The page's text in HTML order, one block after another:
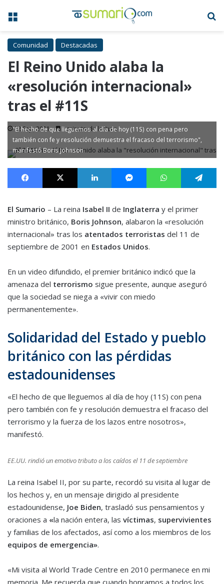
Menú
Comunidad Destacadas
El Reino Unido alaba la
«resolución internacional»
tras el #11S
12 Sep, 2021 1 minuto de lectura
"El hecho de que lleguemos al día de hoy (11S) con pena pero
también con fe y resolución demuestra el fracaso del terrorismo",
manifestó Boris Johnson
Facebook X LinkedIn MessengerWhatsApp
El Sumario – La reina Isabel II de Inglaterra y el primer
ministro británico, Boris Johnson, alabaron la «resolución
internacional» tras los atentados terroristas del 11 de
septiembre de 2001 en Estados Unidos.
En un video difundido, el premier británico indicó que la
amenaza del terrorismo sigue presente, aunque aseguró
que la sociedad se niega a «vivir con miedo
permanentemente».
Solidaridad del Estado y pueblo
británico con las pérdidas
estadounidenses
«El hecho de que lleguemos al día de hoy (11S) con pena
pero también con fe y resolución demuestra el fracaso del
terrorismo y la fuerza de los lazos entre nosotros»,
manifestó.
EE.UU. rindió un emotivo tributo a los caídos el 11 de septiembre
La reina Isabel II, por su parte, recordó su visita al lugar de
los hechos y, en un mensaje dirigido al presidente
estadounidense, Joe Biden, trasladó sus pensamientos y
oraciones a «la nación entera, las víctimas, supervivientes
y familias de los afectados, así como a los miembros de los
equipos de emergencia».
«Mi visita al World Trade Centre en 2010 permanece en mi
memoria. Me recuerda que cuando honramos a todos los